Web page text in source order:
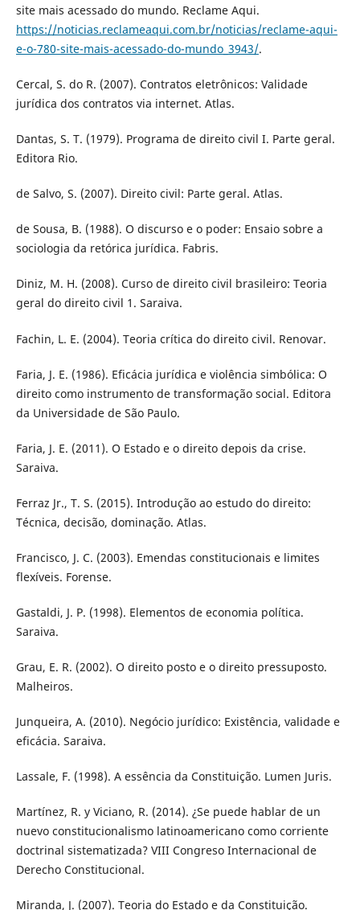
site mais acessado do mundo. Reclame Aqui.
https://noticias.reclameaqui.com.br/noticias/reclame-aqui-
e-o-780-site-mais-acessado-do-mundo_3943/.
Cercal, S. do R. (2007). Contratos eletrônicos: Validade
jurídica dos contratos via internet. Atlas.
Dantas, S. T. (1979). Programa de direito civil I. Parte geral.
Editora Rio.
de Salvo, S. (2007). Direito civil: Parte geral. Atlas.
de Sousa, B. (1988). O discurso e o poder: Ensaio sobre a
sociologia da retórica jurídica. Fabris.
Diniz, M. H. (2008). Curso de direito civil brasileiro: Teoria
geral do direito civil 1. Saraiva.
Fachin, L. E. (2004). Teoria crítica do direito civil. Renovar.
Faria, J. E. (1986). Eficácia jurídica e violência simbólica: O
direito como instrumento de transformação social. Editora
da Universidade de São Paulo.
Faria, J. E. (2011). O Estado e o direito depois da crise.
Saraiva.
Ferraz Jr., T. S. (2015). Introdução ao estudo do direito:
Técnica, decisão, dominação. Atlas.
Francisco, J. C. (2003). Emendas constitucionais e limites
flexíveis. Forense.
Gastaldi, J. P. (1998). Elementos de economia política.
Saraiva.
Grau, E. R. (2002). O direito posto e o direito pressuposto.
Malheiros.
Junqueira, A. (2010). Negócio jurídico: Existência, validade e
eficácia. Saraiva.
Lassale, F. (1998). A essência da Constituição. Lumen Juris.
Martínez, R. y Viciano, R. (2014). ¿Se puede hablar de un
nuevo constitucionalismo latinoamericano como corriente
doctrinal sistematizada? VIII Congreso Internacional de
Derecho Constitucional.
Miranda, J. (2007). Teoria do Estado e da Constituição.